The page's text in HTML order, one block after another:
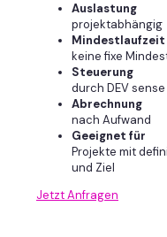
Auslastung
projektabhängig
Mindestlaufzeit
keine fixe
Steuerung
durch DEV sense
Abrechnung
nach Aufwand
Geeignet für
Projekte mit
und Ziel
Jetzt Anfragen